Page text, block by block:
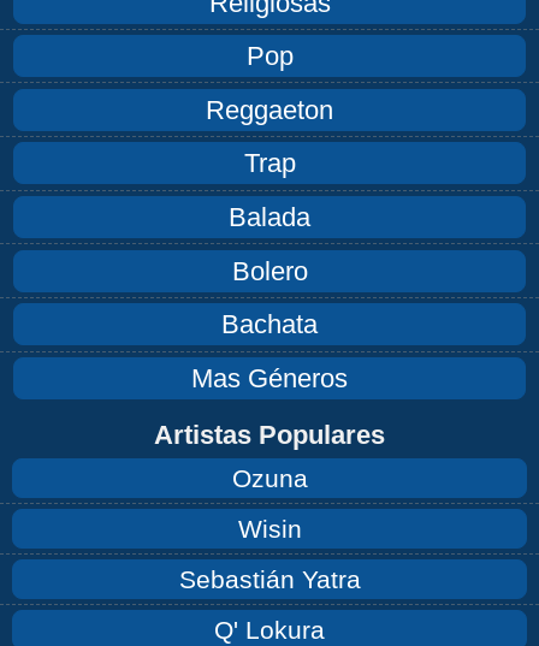
Pop
Reggaeton
Trap
Balada
Bolero
Bachata
Mas Géneros
Artistas Populares
Ozuna
Wisin
Sebastián Yatra
Q' Lokura